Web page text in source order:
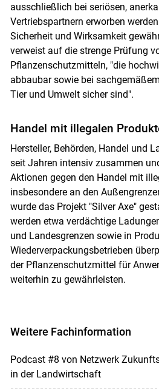
ausschließlich bei seriösen,
Vertriebspartnern erworben
Sicherheit und Wirksamkeit
verweist auf die strenge Prüfung
Pflanzenschutzmitteln, "die
abbaubar sowie bei
Tier und Umwelt sicher sind".
Handel mit illegalen
Hersteller, Behörden, Handel und
seit Jahren intensiv zusammen
Aktionen gegen den Handel mit
insbesondere an den
wurde das Projekt "Silver Axe"
werden etwa verdächtige
und Landesgrenzen sowie in
Wiederverpackungsbetrieben
der Pflanzenschutzmittel für
weiterhin zu gewährleisten.
Weitere Fachinformation
Podcast #8 von Netzwerk
in der Landwirtschaft